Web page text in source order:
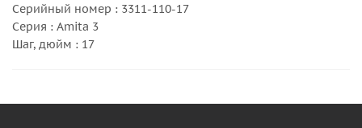
Серийный номер : 3311-110-17
Серия : Amita 3
Шаг, дюйм : 17